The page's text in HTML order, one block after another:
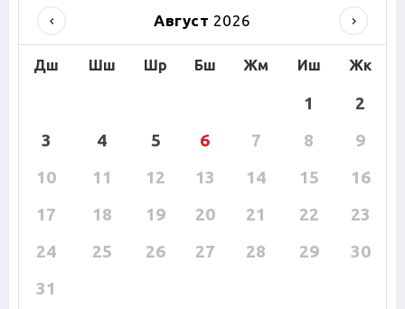
Август 2026
Дш Шш Шр Бш Жм Иш Жк
1
2
3
4 5 6 7 8
9
10
11 12 13 14 15
16
17
18 19 20 21 22
23
24
25 26 27 28 29
30
31